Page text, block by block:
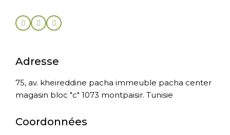
Adresse
75, av. kheireddine pacha immeuble pacha center
magasin bloc "c" 1073 montpaisir. Tunisie
Coordonnées